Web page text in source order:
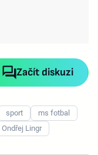
Začít diskuzi
sport
ms fotbal
Ondřej Lingr